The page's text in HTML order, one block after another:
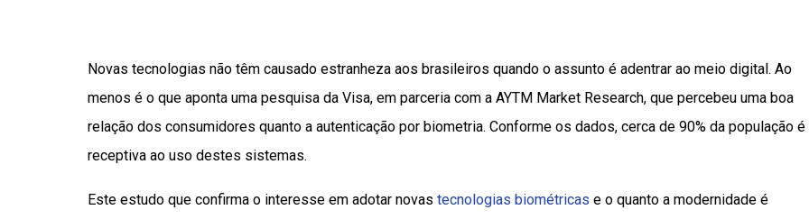
Novas tecnologias não têm causado estranheza aos brasileiros quando o assunto é adentrar ao meio digital. Ao
menos é o que aponta uma pesquisa da Visa, em parceria com a AYTM Market Research, que percebeu uma boa
relação dos consumidores quanto a autenticação por biometria. Conforme os dados, cerca de 90% da população é
receptiva ao uso destes sistemas.
Este estudo que confirma o interesse em adotar novas tecnologias biométricas e o quanto a modernidade é